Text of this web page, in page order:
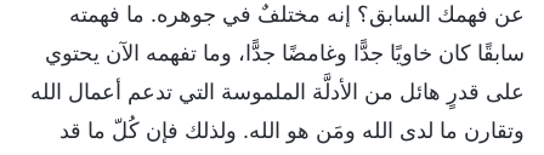
عن فهمك السابق؟ إنه مختلفٌ في جوهره. ما فهمته
سابقًا كان خاويًا جدًّا وغامضًا جدًّا، وما تفهمه الآن يحتوي
على قدرٍ هائل من الأدلَّة الملموسة التي تدعم أعمال الله
وتقارن ما لدى الله ومَن هو الله. ولذلك فإن كُلّ ما قد